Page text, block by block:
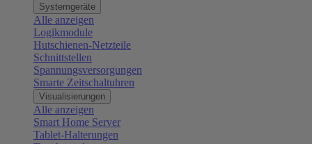
Systemgeräte
Alle anzeigen
Logikmodule
Hutschienen-Netzteile
Schnittstellen
Spannungsversorgungen
Smarte Zeitschaltuhren
Visualisierungen
Alle anzeigen
Smart Home Server
Tablet-Halterungen